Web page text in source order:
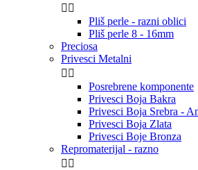
 
Pliš perle - razni oblici
Pliš perle 8 - 16mm
Preciosa
Privesci Metalni
 
Posrebrene komponente
Privesci Boja Bakra
Privesci Boja Srebra -
Privesci Boja Zlata
Privesci Boje Bronza
Repromaterijal - razno
 